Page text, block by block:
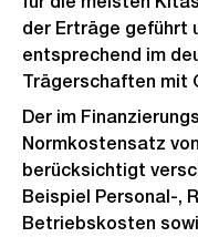
der Erträge geführt
entsprechend im
Trägerschaften mit
Der im
Normkostensatz
berücksichtigt
Beispiel Personal-,
Betriebskosten